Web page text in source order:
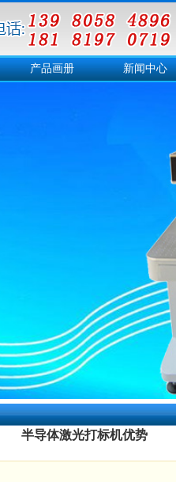
产品画册 新闻中心
半导体激光打标机优势